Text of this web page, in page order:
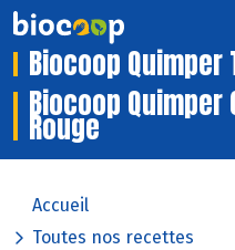
Biocoop
Biocoop Quimper
Rouge
Accueil
Toutes nos recettes